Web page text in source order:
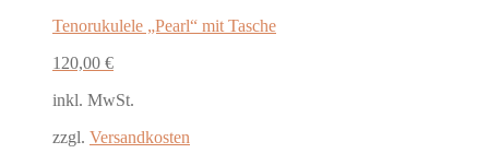
Tenorukulele „Pearl“ mit Tasche
120,00 €
inkl. MwSt.
zzgl. Versandkosten